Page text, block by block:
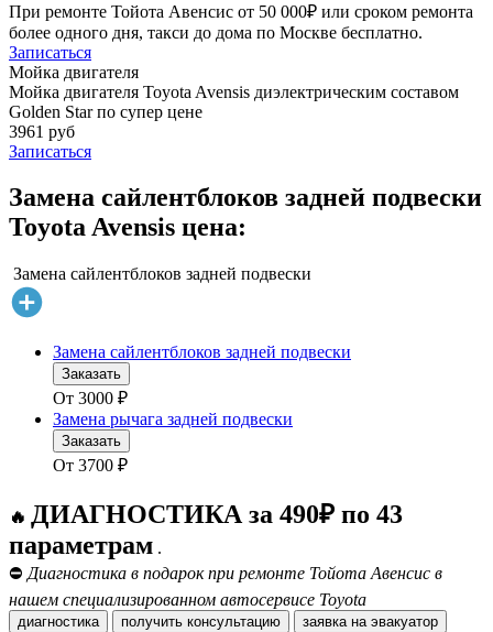
При ремонте Тойота Авенсис от 50 000₽ или сроком ремонта
более одного дня, такси до дома по Москве бесплатно.
Записаться
Мойка двигателя
Мойка двигателя Toyota Avensis диэлектрическим составом
Golden Star по супер цене
3961 руб
Записаться
Замена сайлентблоков задней подвески
Toyota Avensis цена:
Замена сайлентблоков задней подвески
Замена сайлентблоков задней подвески
Заказать
От 3000 ₽
Замена рычага задней подвески
Заказать
От 3700 ₽
🔥 ДИАГНОСТИКА за 490₽ по 43
параметрам .
⛔ Диагностика в подарок при ремонте Тойота Авенсис в
нашем специализированном автосервисе Toyota
диагностика получить консультацию заявка на эвакуатор